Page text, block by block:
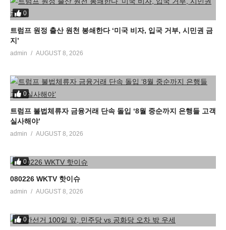
0
트럼프 원정 출산 원천 봉쇄한다 ‘미국 비자, 입국 거부, 시민권 금
지’
admin AUGUST 8, 2026
0
트럼프 불법체류자 금융거래 단속 돌입 ‘8월 중순까지 은행들 고객
실사해야’
admin AUGUST 8, 2026
0
080226 WKTV 핫이슈
admin AUGUST 8, 2026
0